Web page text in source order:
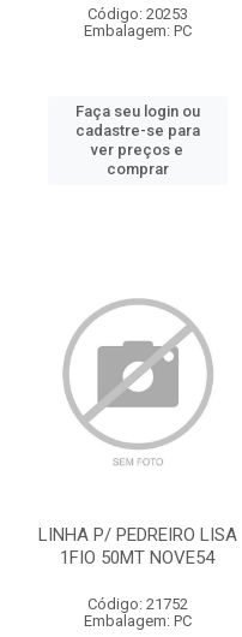
Código: 20253
Embalagem: PC
Faça seu login ou
cadastre-se para
ver preços e
comprar
LINHA P/ PEDREIRO LISA
1FIO 50MT NOVE54
Código: 21752
Embalagem: PC